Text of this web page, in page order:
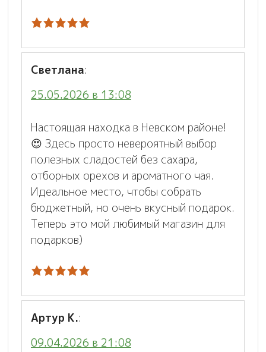
Светлана:
25.05.2026 в 13:08
Настоящая находка в Невском районе!
😍 Здесь просто невероятный выбор
полезных сладостей без сахара,
отборных орехов и ароматного чая.
Идеальное место, чтобы собрать
бюджетный, но очень вкусный подарок.
Теперь это мой любимый магазин для
подарков)
Артур К.:
09.04.2026 в 21:08